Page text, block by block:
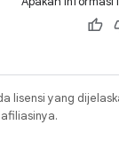
lisensi yang